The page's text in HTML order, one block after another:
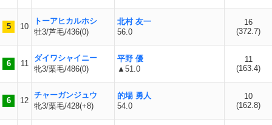
5 10
トーアヒカルホシ
牡3/芦毛/436(0)
北村 友一
56.0
16
(372.7)
6 11
ダイワシャイニー
牝3/栗毛/486(0)
平野 優
▲51.0
11
(163.4)
6 12
チャーガンジュウ
牝3/栗毛/428(+8)
的場 勇人
54.0
10
(162.8)